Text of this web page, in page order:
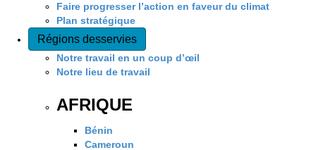
Faire progresser l’action en faveur du climat
Plan stratégique
Régions desservies
Notre travail en un coup d’œil
Notre lieu de travail
AFRIQUE
Bénin
Cameroun